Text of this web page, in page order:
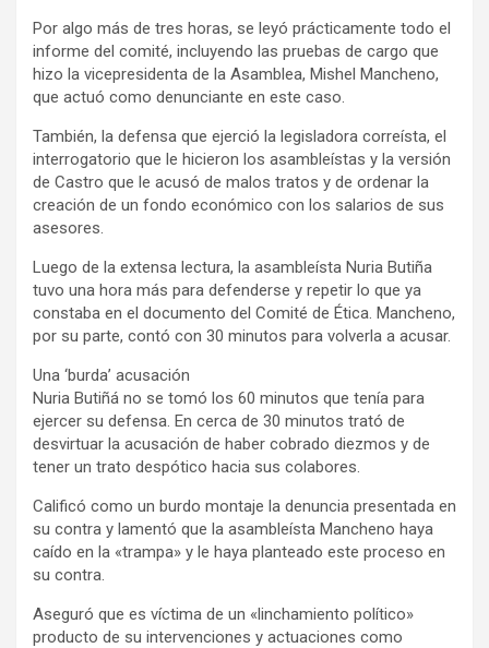
Por algo más de tres horas, se leyó prácticamente todo el
informe del comité, incluyendo las pruebas de cargo que
hizo la vicepresidenta de la Asamblea, Mishel Mancheno,
que actuó como denunciante en este caso.
También, la defensa que ejerció la legisladora correísta, el
interrogatorio que le hicieron los asambleístas y la versión
de Castro que le acusó de malos tratos y de ordenar la
creación de un fondo económico con los salarios de sus
asesores.
Luego de la extensa lectura, la asambleísta Nuria Butiña
tuvo una hora más para defenderse y repetir lo que ya
constaba en el documento del Comité de Ética. Mancheno,
por su parte, contó con 30 minutos para volverla a acusar.
Una ‘burda’ acusación
Nuria Butiñá no se tomó los 60 minutos que tenía para
ejercer su defensa. En cerca de 30 minutos trató de
desvirtuar la acusación de haber cobrado diezmos y de
tener un trato despótico hacia sus colabores.
Calificó como un burdo montaje la denuncia presentada en
su contra y lamentó que la asambleísta Mancheno haya
caído en la «trampa» y le haya planteado este proceso en
su contra.
Aseguró que es víctima de un «linchamiento político»
producto de su intervenciones y actuaciones como